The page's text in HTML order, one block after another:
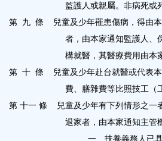
監護人或親屬。非病死或
第 九 條
兒童及少年罹患傷病，得由
者，由本家通知監護人、
構就醫，其醫療費用由本
第 十 條
兒童及少年赴台就醫或代表
費、膳雜費等比照技工（
第 十一 條
兒童及少年有下列情形之一
退家者，由本家通知主管
一、扶養義務人已